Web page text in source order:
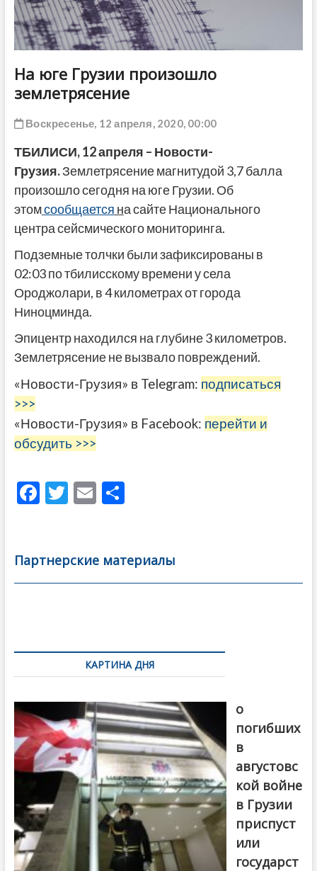
На юге Грузии произошло
землетрясение
Воскресенье, 12 апреля, 2020, 00:00
ТБИЛИСИ, 12 апреля – Новости-
Грузия.Землетрясение магнитудой 3,7 балла
произошло сегодня на юге Грузии. Об
этомсообщается на сайте Национального
центра сейсмического мониторинга.
Подземные толчки были зафиксированы в
02:03 по тбилисскому времени у села
Ороджолари, в 4 километрах от города
Ниноцминда.
Эпицентр находился на глубине 3 километров.
Землетрясение не вызвало повреждений.
«Новости-Грузия» в Telegram: подписаться
>>>
«Новости-Грузия» в Facebook: перейти и
обсудить >>>
F
b
o
T
er
E
l
О
а
в
Партнерские материалы
по
записямКАРТИНА ДНЯ
о
погибших
в
августовс
кой войне
в Грузии
приспуст
или
государст